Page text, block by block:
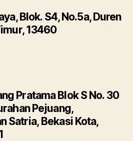
Blok. S4, No.5a, Duren
13460
Pratama Blok S No. 30
Pejuang,
Satria, Bekasi Kota,